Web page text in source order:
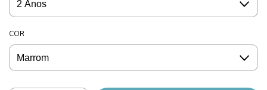
COR